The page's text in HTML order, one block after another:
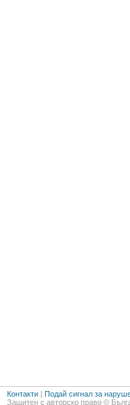
Контакти | Подай сигнал за
Защитен с авторско право ©